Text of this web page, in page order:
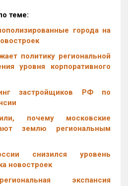
теме:
города на
политику региональной
уровня корпоративного
застройщиков РФ по
почему московские
землю региональным
снизился уровень
новостроек
экспансия